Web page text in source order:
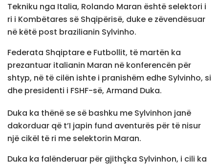
Tekniku nga Italia, Rolando Maran është selektori i
ri i Kombëtares së Shqipërisë, duke e zëvendësuar
në këtë post brazilianin Sylvinho.
Federata Shqiptare e Futbollit, të martën ka
prezantuar italianin Maran në konferencën për
shtyp, në të cilën ishte i pranishëm edhe Sylvinho, si
dhe presidenti i FSHF-së, Armand Duka.
Duka ka thënë se së bashku me Sylvinhon janë
dakorduar që t’I japin fund aventurës për të nisur
një cikël të ri me selektorin Maran.
Duka ka falënderuar për gjithçka Sylvinhon, i cili ka